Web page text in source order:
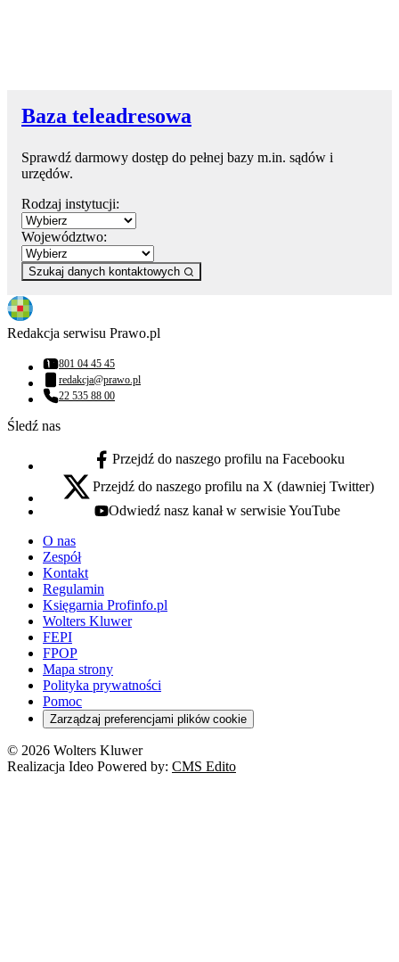
Baza teleadresowa
Sprawdź darmowy dostęp do pełnej bazy m.in. sądów i
urzędów.
Rodzaj instytucji:
Województwo:
Szukaj danych kontaktowych
Redakcja serwisu Prawo.pl
Numer telefonu:
801 04 45 45
Adres email:
redakcja@prawo.pl
Numer telefonu:
22 535 88 00
Śledź nas
facebook - otwiera się w nowej karcie
Przejdź do naszego profilu na Facebooku
x - otwiera się w nowej karcie
Przejdź do naszego profilu na X (dawniej Twitter)
youtube - otwiera się w nowej karcie
Odwiedź nasz kanał w serwisie YouTube
O nas
Zespół
Kontakt
Regulamin
Księgarnia Profinfo.pl
Wolters Kluwer
FEPI
FPOP
Mapa strony
Polityka prywatności
Pomoc
Zarządzaj preferencjami plików cookie
© 2026 Wolters Kluwer
Realizacja Ideo Powered by: CMS Edito